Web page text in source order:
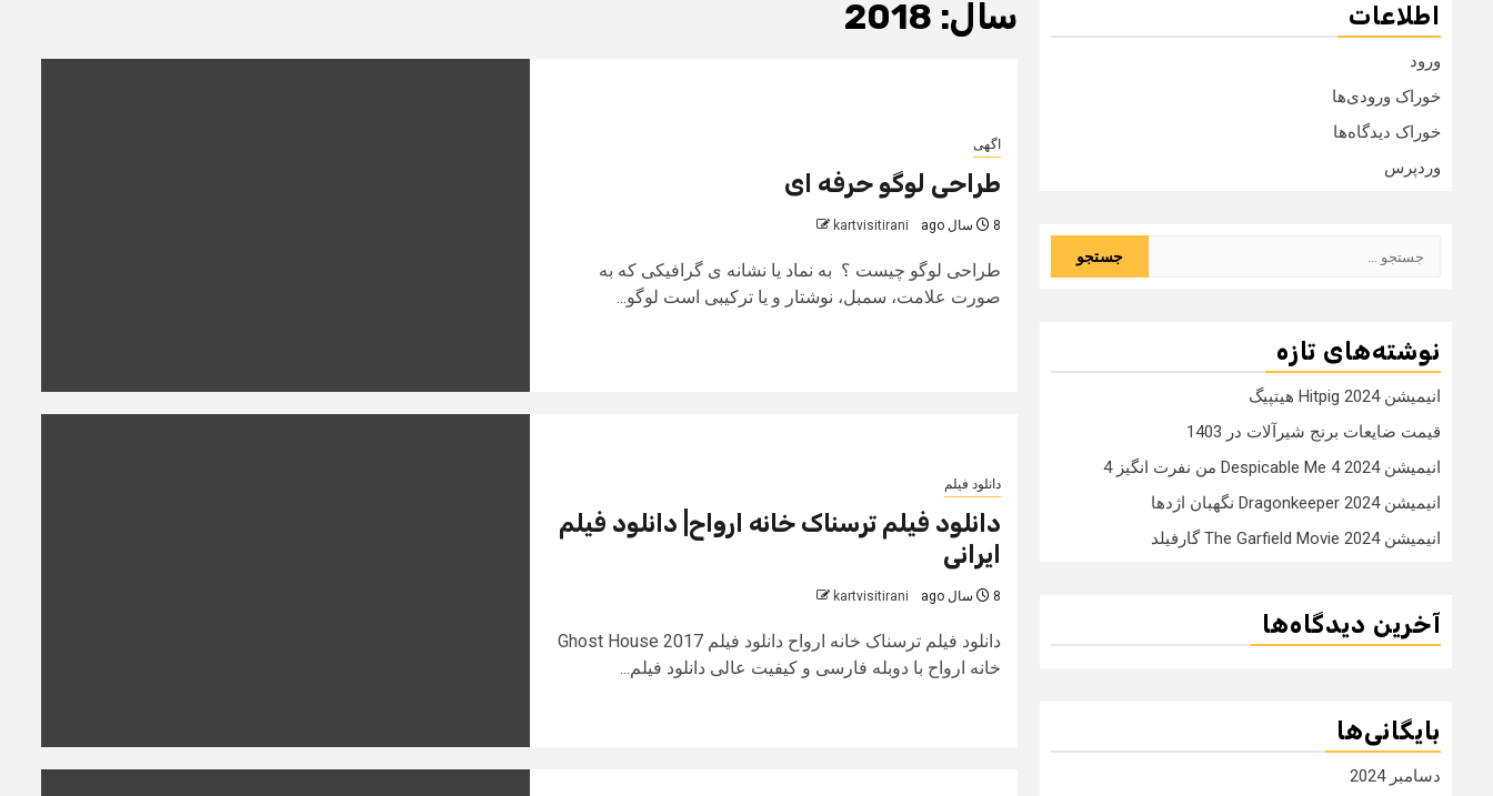
سال: 2018
اگهی
طراحی لوگو حرفه ای
8 سال ago kartvisitirani
طراحی لوگو چیست ؟ به نماد یا نشانه ی گرافیکی که به
صورت علامت، سمبل، نوشتار و یا ترکیبی است لوگو...
دانلود فیلم
دانلود فیلم ترسناک خانه ارواح| دانلود فیلم
ایرانی
8 سال ago kartvisitirani
دانلود فیلم ترسناک خانه ارواح دانلود فیلم Ghost House 2017
خانه ارواح با دوبله فارسی و کیفیت عالی دانلود فیلم...
اطلاعات
ورود
خوراک ورودی‌ها
خوراک دیدگاه‌ها
وردپرس
نوشته‌های تازه
انیمیشن Hitpig 2024 هیتپیگ
قیمت ضایعات برنج شیرآلات در 1403
انیمیشن Despicable Me 4 2024 من نفرت انگیز 4
انیمیشن Dragonkeeper 2024 نگهبان اژدها
انیمیشن The Garfield Movie 2024 گارفیلد
آخرین دیدگاه‌ها
بایگانی‌ها
دسامبر 2024